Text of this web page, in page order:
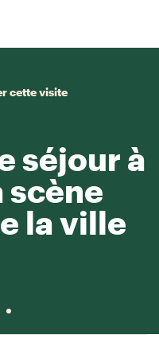
cette visite
séjour à
scène
la ville